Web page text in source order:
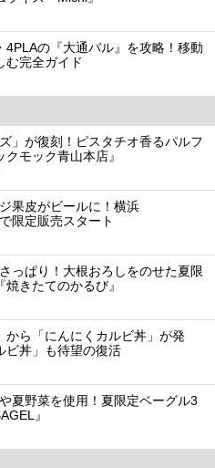
4PLAの『大通バル』を攻略！移動
む完全ガイド
」が復刻！ピスタチオ香るパルフ
モック青山本店』
果皮がビールに！横浜
限定販売スタート
っぱり！大根おろしをのせた夏限
きたてのかるび』
から「にんにくカルビ丼」が発
ビ丼」も待望の復活
夏野菜を使用！夏限定ベーグル3
』